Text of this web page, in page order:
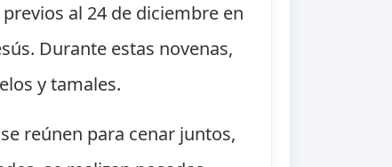
al 24 de diciembre en
Durante estas novenas,
y tamales.
reúnen para cenar juntos,